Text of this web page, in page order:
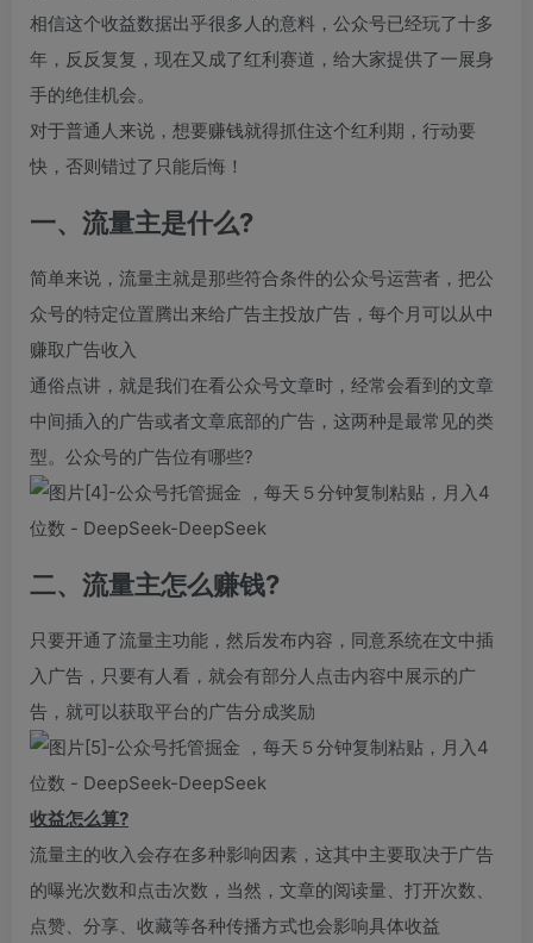
相信这个收益数据出乎很多人的意料，公众号已经玩了十多
年，反反复复，现在又成了红利赛道，给大家提供了一展身
手的绝佳机会。
对于普通人来说，想要赚钱就得抓住这个红利期，行动要
快，否则错过了只能后悔！
一、流量主是什么?
简单来说，流量主就是那些符合条件的公众号运营者，把公
众号的特定位置腾出来给广告主投放广告，每个月可以从中
赚取广告收入
通俗点讲，就是我们在看公众号文章时，经常会看到的文章
中间插入的广告或者文章底部的广告，这两种是最常见的类
型。公众号的广告位有哪些?
二、流量主怎么赚钱?
只要开通了流量主功能，然后发布内容，同意系统在文中插
入广告，只要有人看，就会有部分人点击内容中展示的广
告，就可以获取平台的广告分成奖励
收益怎么算?
流量主的收入会存在多种影响因素，这其中主要取决于广告
的曝光次数和点击次数，当然，文章的阅读量、打开次数、
点赞、分享、收藏等各种传播方式也会影响具体收益